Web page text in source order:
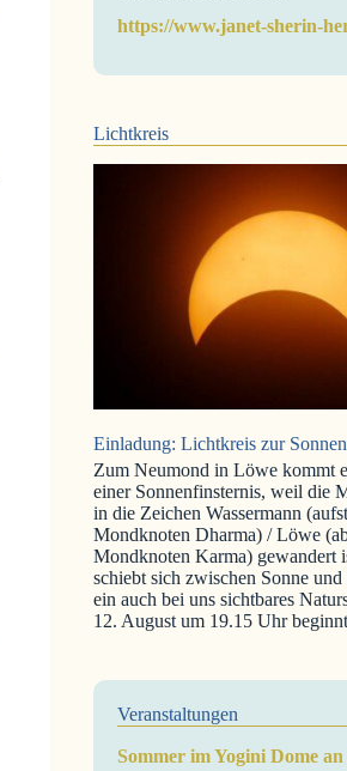
https://www.janet-sherin-
Lichtkreis
Einladung: Lichtkreis zur
Zum Neumond in Löwe kommt
einer Sonnenfinsternis, weil die
in die Zeichen Wassermann
Mondknoten Dharma) / Löwe
Mondknoten Karma) gewandert
schiebt sich zwischen Sonne
ein auch bei uns sichtbares
12. August um 19.15 Uhr
Veranstaltungen
Sommer im Yogini Dome